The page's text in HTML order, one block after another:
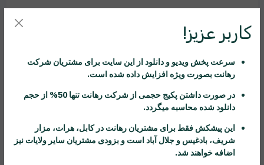
جلسه نود و چهارم
جلسه نود و پنجم
جلسه نود و ششم 37 دقیقه
کاربر عزیز!
سرعت پخش ویدیو و دانلود از این سایت برای مشتریان شرکت
رهانت بصورت ویژه افزایش داده شده است.
در صورت داشتن پکیج حجمی از شرکت رهانت
تنها 50% از حجم
دانلود شده محاسبه میگردد.
این پیشکش فقط برای مشتریان رهانت در کابل، هرات، مزار
شریف، بادغیس و جلال آباد است و بزودی مشتریان سایر ولایات نیز
اضافه خواهند شد.